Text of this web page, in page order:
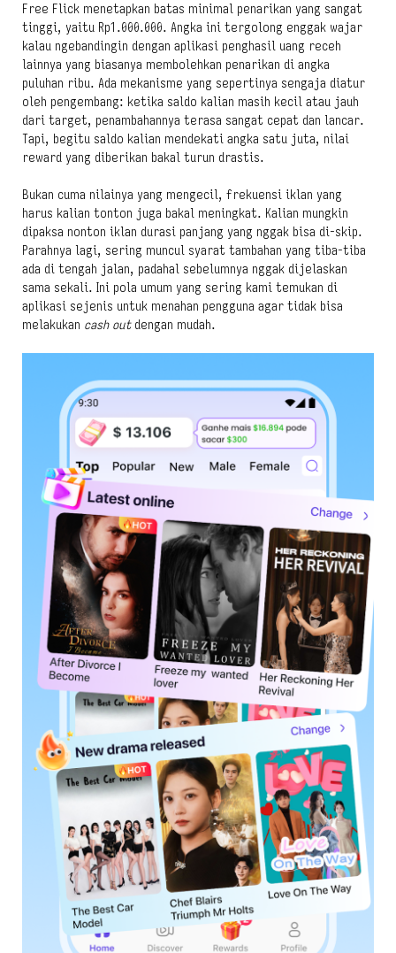
Free Flick menetapkan batas minimal penarikan yang sangat
tinggi, yaitu Rp1.000.000. Angka ini tergolong enggak wajar
kalau ngebandingin dengan aplikasi penghasil uang receh
lainnya yang biasanya membolehkan penarikan di angka
puluhan ribu. Ada mekanisme yang sepertinya sengaja diatur
oleh pengembang: ketika saldo kalian masih kecil atau jauh
dari target, penambahannya terasa sangat cepat dan lancar.
Tapi, begitu saldo kalian mendekati angka satu juta, nilai
reward yang diberikan bakal turun drastis.
Bukan cuma nilainya yang mengecil, frekuensi iklan yang
harus kalian tonton juga bakal meningkat. Kalian mungkin
dipaksa nonton iklan durasi panjang yang nggak bisa di-skip.
Parahnya lagi, sering muncul syarat tambahan yang tiba-tiba
ada di tengah jalan, padahal sebelumnya nggak dijelaskan
sama sekali. Ini pola umum yang sering kami temukan di
aplikasi sejenis untuk menahan pengguna agar tidak bisa
melakukan cash outdengan mudah.